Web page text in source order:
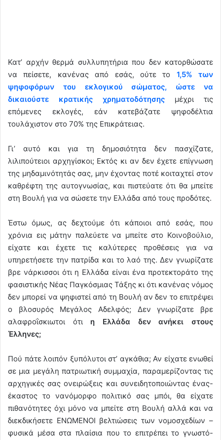
Κατ’ αρχήν θερμά συλλυπητήρια που δεν κατορθώσατε
να πείσετε, κανένας από εσάς, ούτε το 1,5% των
ψηφοφόρων του εκλογικού σώματος, ώστε να
δικαιούστε κρατικής χρηματοδότησης μέχρι τις
επόμενες εκλογές, εάν κατεβάζατε ψηφοδέλτια
τουλάχιστον στο 70% της Επικράτειας.
Γι’ αυτό και για τη δημοσιότητα δεν πασχίζατε,
λιλιπούτειοι αρχηγίσκοι; Εκτός κι αν δεν έχετε επίγνωση
της μηδαμινότητάς σας, μην έχοντας ποτέ κοιταχτεί στον
καθρέφτη της αυτογνωσίας, και πιστεύατε ότι θα μπείτε
στη Βουλή για να σώσετε την Ελλάδα από τους προδότες.
Έστω όμως, ας δεχτούμε ότι κάποιοι από εσάς, που
χρόνια εις μάτην παλεύετε να μπείτε στο Κοινοβούλιο,
είχατε και έχετε τις καλύτερες προθέσεις για να
υπηρετήσετε την πατρίδα και το λαό της. Δεν γνωρίζατε
βρε νάρκισσοι ότι η Ελλάδα είναι ένα προτεκτοράτο της
φασιστικής Νέας Παγκόσμιας Τάξης κι ότι κανένας νόμος
δεν μπορεί να ψηφιστεί από τη Βουλή αν δεν το επιτρέψει
ο βλοσυρός Μεγάλος Αδελφός; Δεν γνωρίζατε βρε
αλαφροΐσκιωτοι ότι η Ελλάδα δεν ανήκει στους
Έλληνες;
Πού πάτε λοιπόν ξυπόλυτοι στ’ αγκάθια; Αν είχατε ενωθεί
σε μια μεγάλη πατριωτική συμμαχία, παραμερίζοντας τις
αρχηγικές σας ονειρώξεις και συνειδητοποιώντας ένας-
έκαστος το νανόμορφο πολιτικό σας μπόι, θα είχατε
πιθανότητες όχι μόνο να μπείτε στη Βουλή αλλά και να
διεκδικήσετε ΕΝΩΜΕΝΟΙ βελτιώσεις των νομοσχεδίων –
φυσικά μέσα στα πλαίσια που το επιτρέπει το γνωστό-